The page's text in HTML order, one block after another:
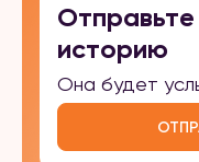
историю
Она будет